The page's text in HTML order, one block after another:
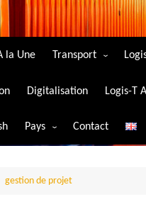
la Une Transport
Transport aérien
Transport ferroviaire
Transport routier
Digitalisation Logis-T
Pays
Algérie
Contact
gestion de projet